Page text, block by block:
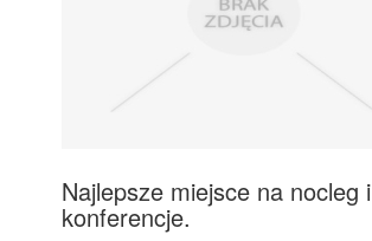
Najlepsze miejsce na nocleg i
konferencje.